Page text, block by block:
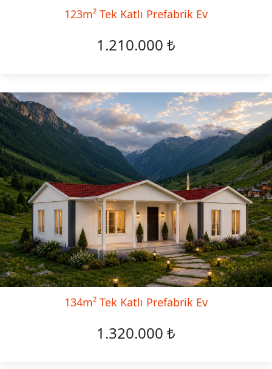
123m² Tek Katlı Prefabrik Ev
1.210.000 ₺
134m² Tek Katlı Prefabrik Ev
1.320.000 ₺